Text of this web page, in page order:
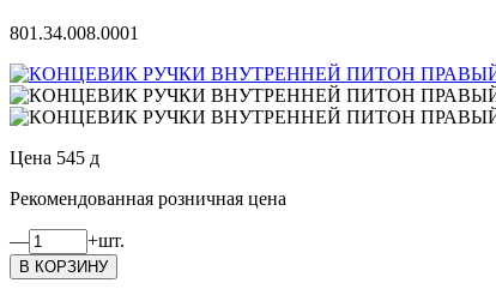
801.34.008.0001
Цена 545 д
Рекомендованная розничная цена
— +шт.